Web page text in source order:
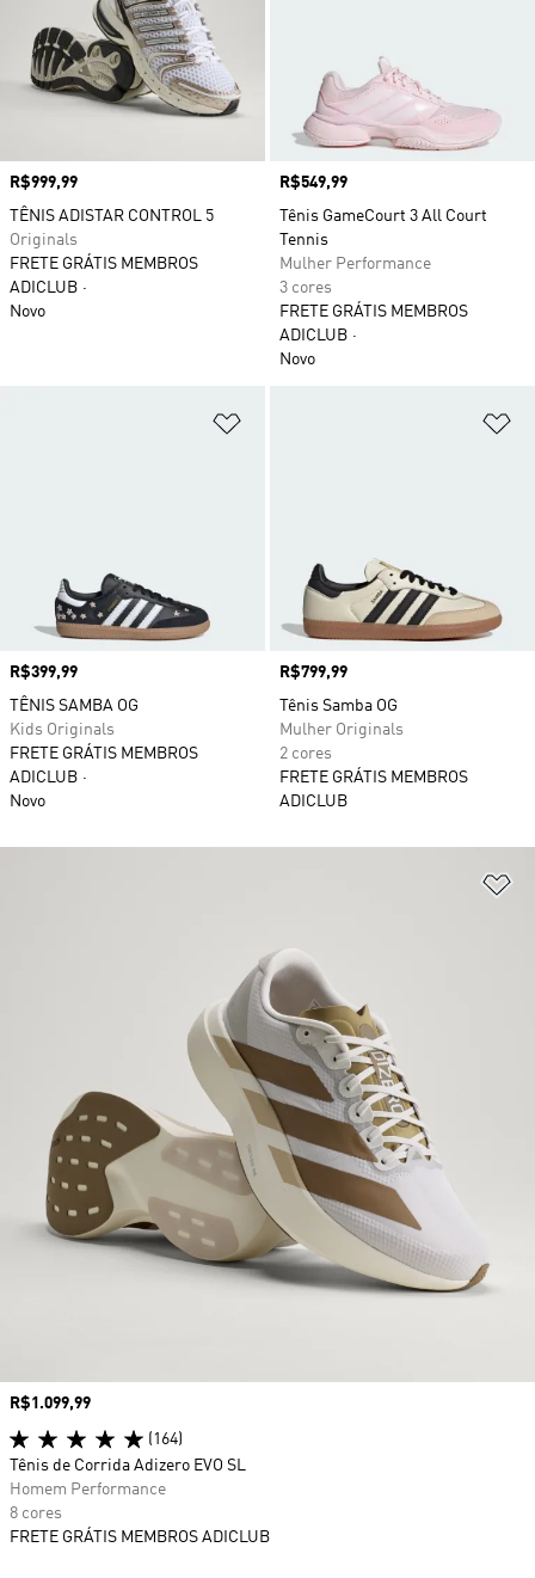
Preço
R$999,99
TÊNIS ADISTAR CONTROL 5
Originals
FRETE GRÁTIS MEMBROS
ADICLUB
Novo
Preço
R$549,99
Tênis GameCourt 3 All Court
Tennis
Mulher Performance
3 cores
FRETE GRÁTIS MEMBROS
ADICLUB
Novo
Preço
R$399,99
TÊNIS SAMBA OG
Kids Originals
FRETE GRÁTIS MEMBROS
ADICLUB
Novo
Preço
R$799,99
Tênis Samba OG
Mulher Originals
2 cores
FRETE GRÁTIS MEMBROS
ADICLUB
Preço
R$1.099,99
(164)
Tênis de Corrida Adizero EVO SL
Homem Performance
8 cores
FRETE GRÁTIS MEMBROS ADICLUB